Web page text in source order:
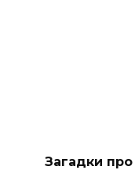
Загадки